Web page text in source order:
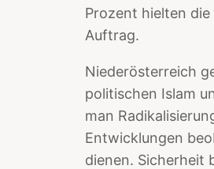
Prozent hielten
Auftrag.
Niederösterreich
politischen Islam
man
Entwicklungen
dienen. Sicherheit